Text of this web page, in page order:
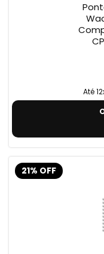
Até
21% OFF